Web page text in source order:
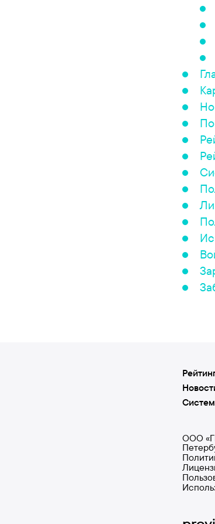
ООО